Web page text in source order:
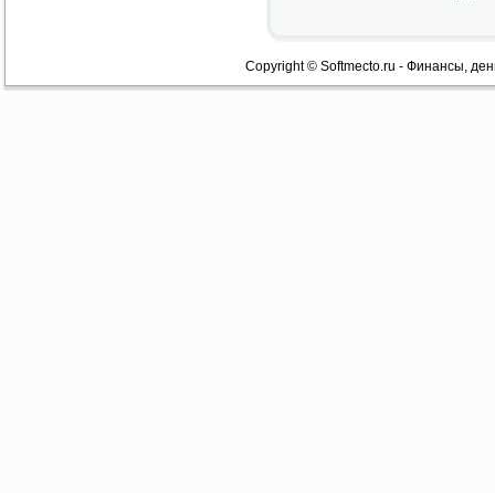
Copyright © Softmecto.ru - Финансы,